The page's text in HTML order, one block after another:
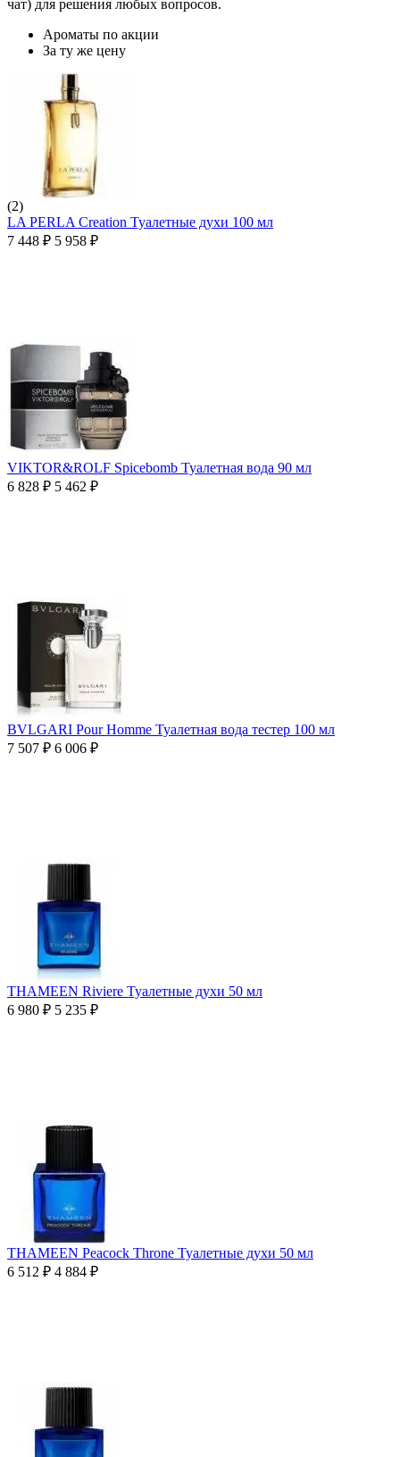
чат) для решения любых вопросов.
Ароматы по акции
За ту же цену
(2)
LA PERLA Creation Туалетные духи 100 мл
7 448 ₽ 5 958 ₽
VIKTOR&ROLF Spicebomb Туалетная вода 90 мл
6 828 ₽ 5 462 ₽
BVLGARI Pour Homme Туалетная вода тестер 100 мл
7 507 ₽ 6 006 ₽
THAMEEN Riviere Туалетные духи 50 мл
6 980 ₽ 5 235 ₽
THAMEEN Peacock Throne Туалетные духи 50 мл
6 512 ₽ 4 884 ₽